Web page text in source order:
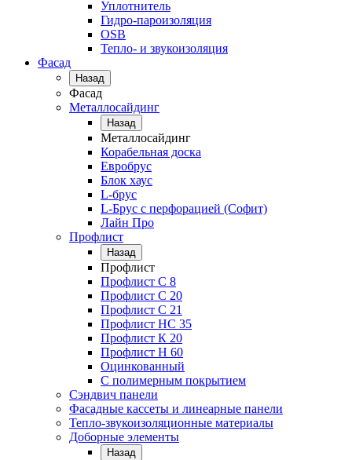
Уплотнитель
Гидро-пароизоляция
OSB
Тепло- и звукоизоляция
Фасад
Назад
Фасад
Металлосайдинг
Назад
Металлосайдинг
Корабельная доска
Евробрус
Блок хаус
L-брус
L-Брус с перфорацией (Софит)
Лайн Про
Профлист
Назад
Профлист
Профлист С 8
Профлист С 20
Профлист C 21
Профлист НС 35
Профлист К 20
Профлист Н 60
Оцинкованный
С полимерным покрытием
Сэндвич панели
Фасадные кассеты и линеарные панели
Тепло-звукоизоляционные материалы
Доборные элементы
Назад